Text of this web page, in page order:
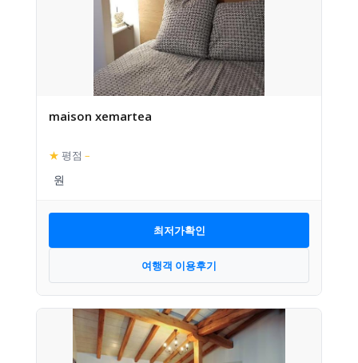
maison xemartea
★ 평점 –
최저가확인
여행객 이용후기